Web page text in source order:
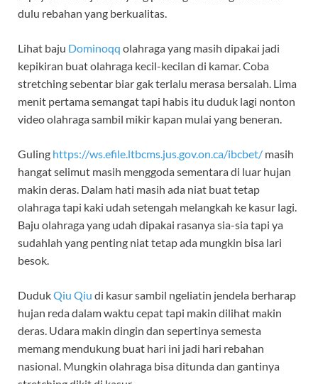
dulu rebahan yang berkualitas.
Lihat baju Dominoqq olahraga yang masih dipakai jadi
kepikiran buat olahraga kecil-kecilan di kamar. Coba
stretching sebentar biar gak terlalu merasa bersalah. Lima
menit pertama semangat tapi habis itu duduk lagi nonton
video olahraga sambil mikir kapan mulai yang beneran.
Guling https://ws.efile.ltbcms.jus.gov.on.ca/ibcbet/ masih
hangat selimut masih menggoda sementara di luar hujan
makin deras. Dalam hati masih ada niat buat tetap
olahraga tapi kaki udah setengah melangkah ke kasur lagi.
Baju olahraga yang udah dipakai rasanya sia-sia tapi ya
sudahlah yang penting niat tetap ada mungkin bisa lari
besok.
DudukQiu Qiu di kasur sambil ngeliatin jendela berharap
hujan reda dalam waktu cepat tapi makin dilihat makin
deras. Udara makin dingin dan sepertinya semesta
memang mendukung buat hari ini jadi hari rebahan
nasional. Mungkin olahraga bisa ditunda dan gantinya